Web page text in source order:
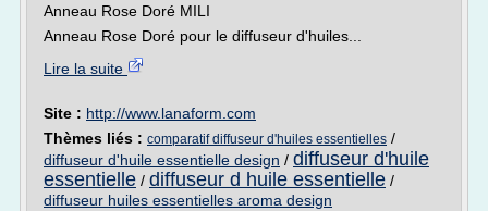
Anneau Rose Doré MILI
Anneau Rose Doré pour le diffuseur d'huiles...
Lire la suite
Site : http://www.lanaform.com
Thèmes liés : comparatif diffuseur d'huiles essentielles /
diffuseur d'huile essentielle design / diffuseur d'huile
essentielle / diffuseur d huile essentielle /
diffuseur huiles essentielles aroma design